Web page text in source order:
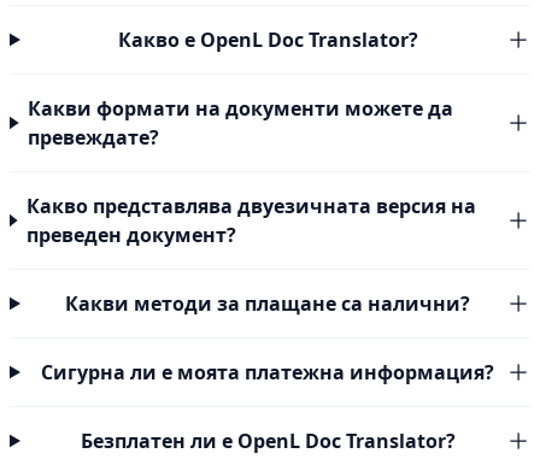
Какво е OpenL Doc Translator?
Какви формати на документи можете да
превеждате?
Какво представлява двуезичната версия на
преведен документ?
Какви методи за плащане са налични?
Сигурна ли е моята платежна информация?
Безплатен ли е OpenL Doc Translator?